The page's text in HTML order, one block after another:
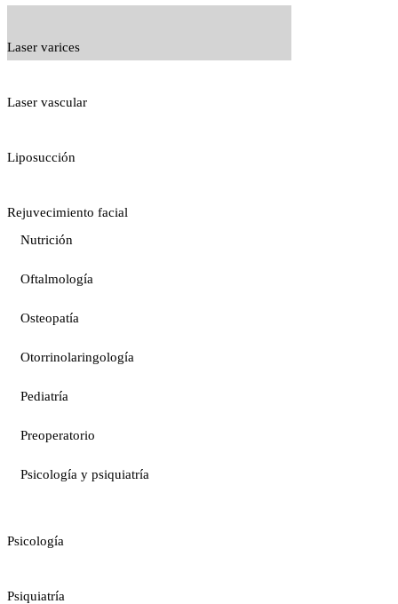
Laser varices
Laser vascular
Liposucción
Rejuvecimiento facial
Nutrición
Oftalmología
Osteopatía
Otorrinolaringología
Pediatría
Preoperatorio
Psicología y psiquiatría
Psicología
Psiquiatría